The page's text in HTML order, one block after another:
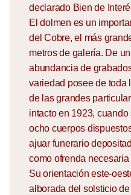
declarado Bien de
El dolmen es un
del Cobre, el más
metros de galería. De
abundancia de
variedad posee de toda
de las grandes
intacto en 1923,
ocho cuerpos
ajuar funerario
como ofrenda
Su orientación este-
alborada del solsticio